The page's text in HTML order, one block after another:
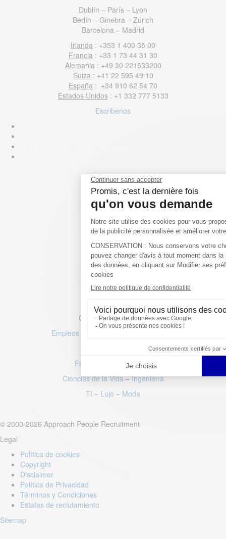
Dublín – París – Lyon
Berlín – Ginebra – Zúrich
Barcelona – Madrid
Irlanda : +353 1 400 35 00
Francia : +33 1 73 44 31 30
Alemania: +49 30 221533200
Suiza : +41 22 595 49 10
España : +34 910 62 54 70
Estados Unidos: +1 332 777 5133
Escribenos
Categorías populares
Empleos internacionales y multilingües
Finanzas
Contabilidad
Ciencias de la Vida–Ingeniería
TI – Lujo – Moda
© 2000-2026 Approach People Recruitment
Legal
Política de cookies
Copyright
Disclaimer
Política de Privacidad
Términos y Condiciones
Estafas de reclutamiento
Sitemap